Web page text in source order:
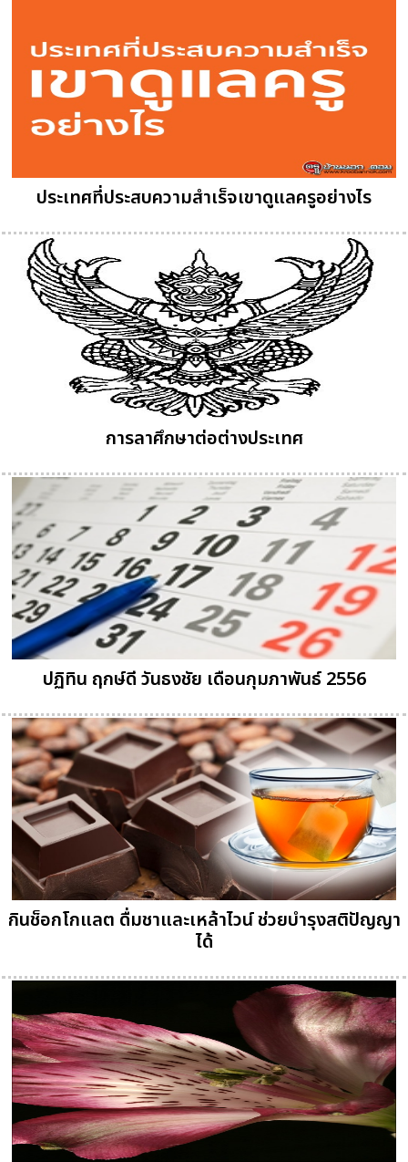
ประเทศที่ประสบความสำเร็จเขาดูแลครูอย่างไร
การลาศึกษาต่อต่างประเทศ
ปฏิทิน ฤกษ์ดี วันธงชัย เดือนกุมภาพันธ์ 2556
กินช็อกโกแลต ดื่มชาและเหล้าไวน์ ช่วยบำรุงสติปัญญา
ได้